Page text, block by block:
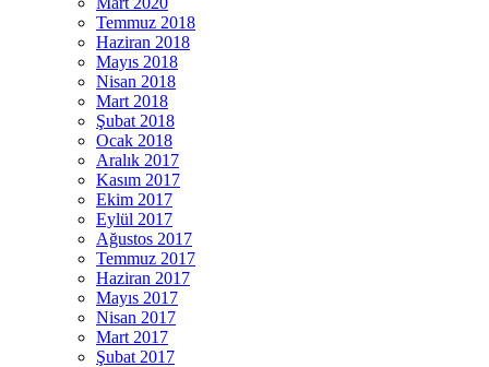
Temmuz 2018
Haziran 2018
Mayıs 2018
Nisan 2018
Mart 2018
Şubat 2018
Ocak 2018
Aralık 2017
Kasım 2017
Ekim 2017
Eylül 2017
Ağustos 2017
Temmuz 2017
Haziran 2017
Mayıs 2017
Nisan 2017
Mart 2017
Şubat 2017